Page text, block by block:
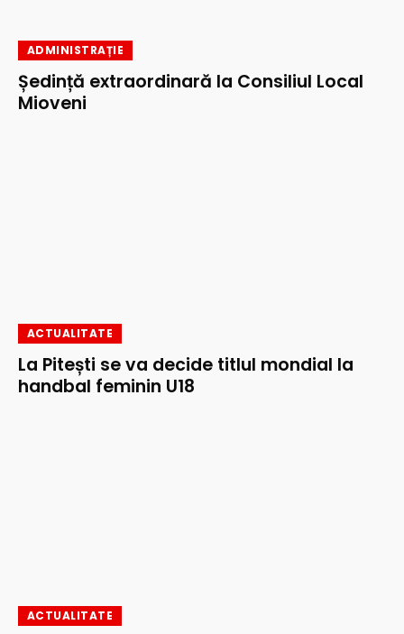
ADMINISTRAȚIE
Ședință extraordinară la Consiliul Local
Mioveni
ACTUALITATE
La Pitești se va decide titlul mondial la
handbal feminin U18
ACTUALITATE